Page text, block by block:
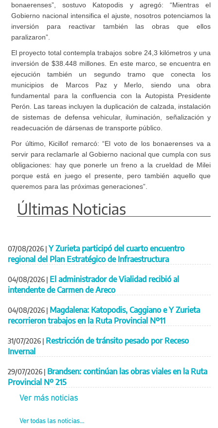
bonaerenses”, sostuvo Katopodis y agregó: “Mientras el
Gobierno nacional intensifica el ajuste, nosotros potenciamos la
inversión para reactivar también las obras que ellos
paralizaron”.
El proyecto total contempla trabajos sobre 24,3 kilómetros y una
inversión de $38.448 millones. En este marco, se encuentra en
ejecución también un segundo tramo que conecta los
municipios de Marcos Paz y Merlo, siendo una obra
fundamental para la confluencia con la Autopista Presidente
Perón. Las tareas incluyen la duplicación de calzada, instalación
de sistemas de defensa vehicular, iluminación, señalización y
readecuación de dársenas de transporte público.
Por último, Kicillof remarcó: “El voto de los bonaerenses va a
servir para reclamarle al Gobierno nacional que cumpla con sus
obligaciones: hay que ponerle un freno a la crueldad de Milei
porque está en juego el presente, pero también aquello que
queremos para las próximas generaciones”.
Últimas Noticias
07/08/2026 | Y Zurieta participó del cuarto encuentro
regional del Plan Estratégico de Infraestructura
04/08/2026 | El administrador de Vialidad recibió al
intendente de Carmen de Areco
04/08/2026 | Magdalena: Katopodis, Caggiano e Y Zurieta
recorrieron trabajos en la Ruta Provincial Nº11
31/07/2026 | Restricción de tránsito pesado por Receso
Invernal
29/07/2026 | Brandsen: continúan las obras viales en la Ruta
Provincial Nº 215
Ver más noticias
Ver todas las noticias...